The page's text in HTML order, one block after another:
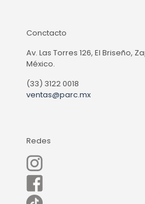
Conctacto
Av. Las Torres 126, El Briseño,
México.
(33) 3122 0018
ventas@parc.mx
Redes